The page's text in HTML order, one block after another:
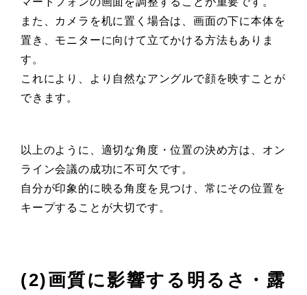
また、カメラを机に置く場合は、画面の下に本体を
置き、モニターに向けて立てかける方法もありま
す。
これにより、より自然なアングルで顔を映すことが
できます。
以上のように、適切な角度・位置の決め方は、オン
ライン会議の成功に不可欠です。
自分が印象的に映る角度を見つけ、常にその位置を
キープすることが大切です。
(2)画質に影響する明るさ・露